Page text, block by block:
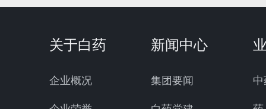
关于白药
企业概况
新闻中心
集团要闻